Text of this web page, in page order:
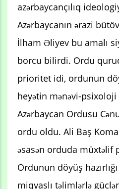
azərbaycançılıq
Azərbaycanın ərazi
İlham Əliyev bu amalı
borcu bilirdi. Ordu
prioritet idi, ordunun
heyətin mənəvi-psixoloji
Azərbaycan Ordusu
ordu oldu. Ali Baş
əsasən orduda müxtəlif
Ordunun döyüş
miqyaslı təlimlərlə